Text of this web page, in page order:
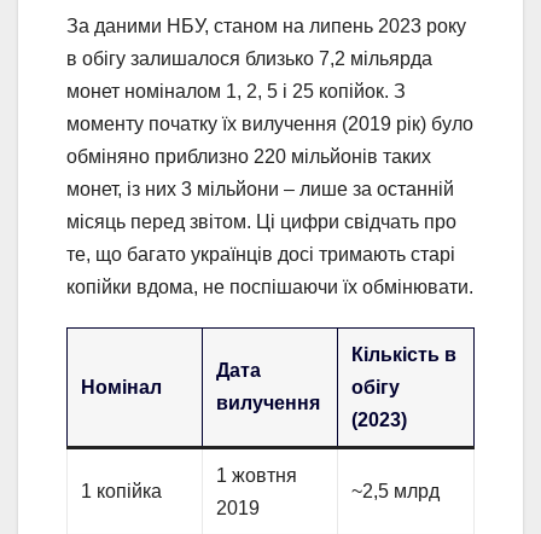
За даними НБУ, станом на липень 2023 року
в обігу залишалося близько 7,2 мільярда
монет номіналом 1, 2, 5 і 25 копійок. З
моменту початку їх вилучення (2019 рік) було
обміняно приблизно 220 мільйонів таких
монет, із них 3 мільйони – лише за останній
місяць перед звітом. Ці цифри свідчать про
те, що багато українців досі тримають старі
копійки вдома, не поспішаючи їх обмінювати.
Номінал
Дата
вилучення
Кількість в
обігу
(2023)
1 копійка
1 жовтня
2019
~2,5 млрд